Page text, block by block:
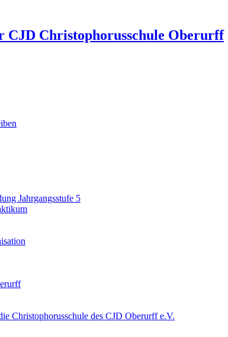
CJD Christophorusschule Oberurff
Jahrgangsstufe 5
Christophorusschule des CJD Oberurff e.V.